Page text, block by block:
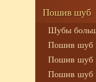
Пошив шуб
Шубы
Пошив шуб
Пошив шуб
Пошив шуб